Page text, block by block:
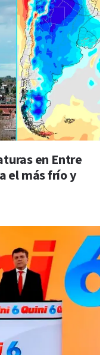
en Entre
el más frío y